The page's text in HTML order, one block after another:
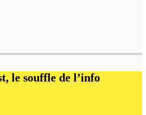
le souffle de l’info